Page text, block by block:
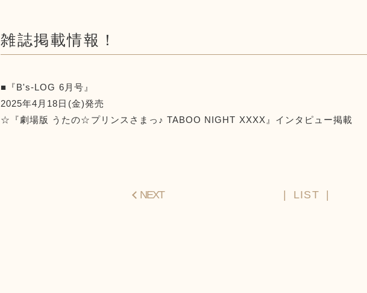
雑誌掲載情報！
■『B's-LOG 6月号』
2025年4月18日(金)発売
☆『劇場版 うたの☆プリンスさまっ♪ TABOO NIGHT XXXX』インタピュー掲載
NEXT LIST